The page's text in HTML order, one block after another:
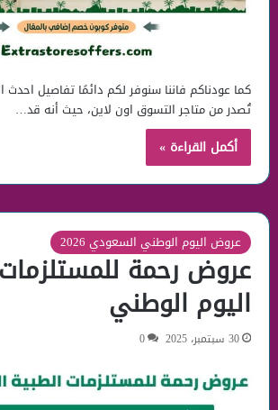
كما عودناكم فاننا سنوفر لكم دائمًا تفاصيل
تُصدر من متاجر التسوق اون لاين، حيث أنه قد…
أكمل القراءة »
عروض اليوم الوطني السعودي 2026
عروض رحمة
اليوم الوطني
30 سبتمبر، 2025 0